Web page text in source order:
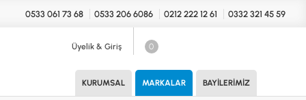
0533 061 73 68 0533 206 6086 0212 222 12 61 0332 321 45 59
Üyelik & Giriş 0
KURUMSAL MARKALAR BAYILERIMIZ